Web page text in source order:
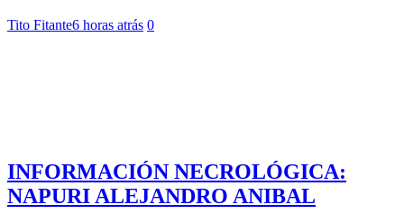
Tito Fitante6 horas atrás 0
INFORMACIÓN NECROLÓGICA:
NAPURI ALEJANDRO ANIBAL